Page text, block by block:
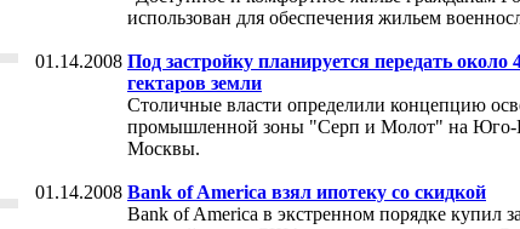
использован для обеспечения жильем
01.14.2008 Под застройку планируется передать около
гектаров земли
Столичные власти определили концепцию
промышленной зоны "Серп и Молот" на Юго-
Москвы.
01.14.2008 Bank of America взял ипотеку со скидкой
Bank of America в экстренном порядке купил